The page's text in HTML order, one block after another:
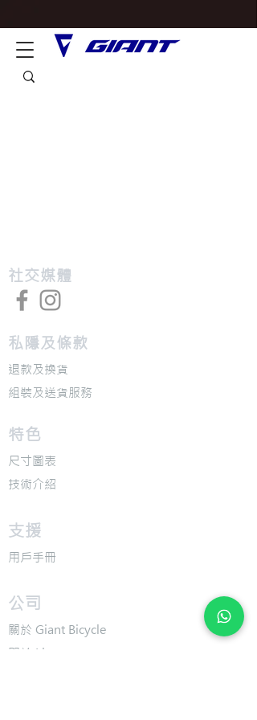
​社交媒體
私隱及條款
退款及換貨
​組裝及送貨服務
​特色
​尺寸圖表
​技術介紹
​支援
​用戶手冊
​公司
​關於 Giant Bicycle
​關於 Liv